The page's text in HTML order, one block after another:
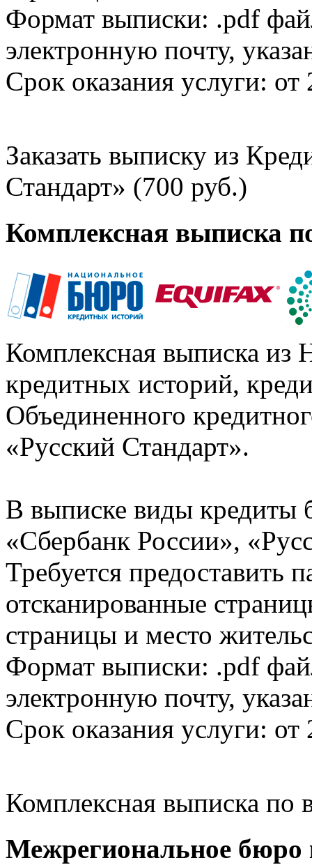
Формат выписки: .pdf
электронную почту,
Срок оказания услуги: от
Заказать выписку из
Стандарт» (700 руб.)
Комплексная выписка
Комплексная выписка из
кредитных историй,
Объединенного
«Русский Стандарт».
В выписке виды кредиты
«Сбербанк России»,
Требуется предоставить
отсканированные
страницы и место
Формат выписки: .pdf
электронную почту,
Срок оказания услуги: от
Комплексная выписка
Межрегиональное бюро